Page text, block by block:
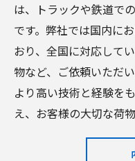
は、トラックや鉄道で
です。弊社では国内に
おり、全国に対応して
物など、ご依頼いただ
より高い技術と経験を
え、お客様の大切な荷